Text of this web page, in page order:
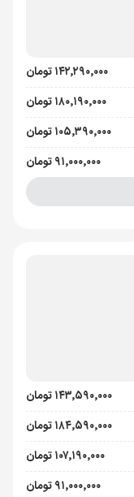
۱۴۲٬۲۹۰٬۰۰۰ تومان
۱۸۰٬۱۹۰٬۰۰۰ تومان
۱۰۵٬۳۹۰٬۰۰۰ تومان
۹۱٬۰۰۰٬۰۰۰ تومان
۱۴۳٬۵۹۰٬۰۰۰ تومان
۱۸۴٬۵۹۰٬۰۰۰ تومان
۱۰۷٬۱۹۰٬۰۰۰ تومان
۹۱٬۰۰۰٬۰۰۰ تومان